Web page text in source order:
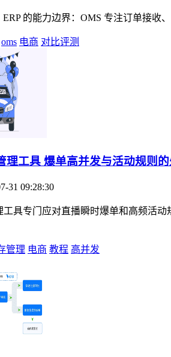
ERP 的能力边界：OMS 专注订单接收
oms 电商 对比评测
理工具 爆单高并发与活动规则
31 09:28:30
工具专门应对直播瞬时爆单和高频活
管理 电商 教程 高并发